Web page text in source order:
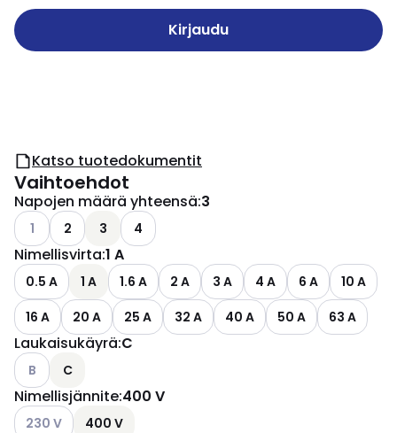
Kirjaudu
Katso tuotedokumentit
Vaihtoehdot
Napojen määrä yhteensä:3
Katso käytettävissä olevat vaihtoehdot
1 2 3 4
Nimellisvirta:1 A
0.5 A 1 A 1.6 A 2 A 3 A 4 A 6 A
10 A
16 A
20 A 25 A 32 A 40 A 50 A 63 A
Laukaisukäyrä:C
Katso käytettävissä olevat vaihtoehdot
B C
Nimellisjännite:400 V
Katso käytettävissä olevat vaihtoehdot
230 V 400 V